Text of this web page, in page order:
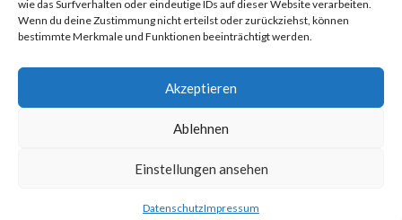
wie das Surfverhalten oder eindeutige IDs auf dieser Website verarbeiten.
Wenn du deine Zustimmung nicht erteilst oder zurückziehst, können
bestimmte Merkmale und Funktionen beeinträchtigt werden.
Akzeptieren
Ablehnen
Einstellungen ansehen
DatenschutzImpressum
Datenschutz
Datenschutz